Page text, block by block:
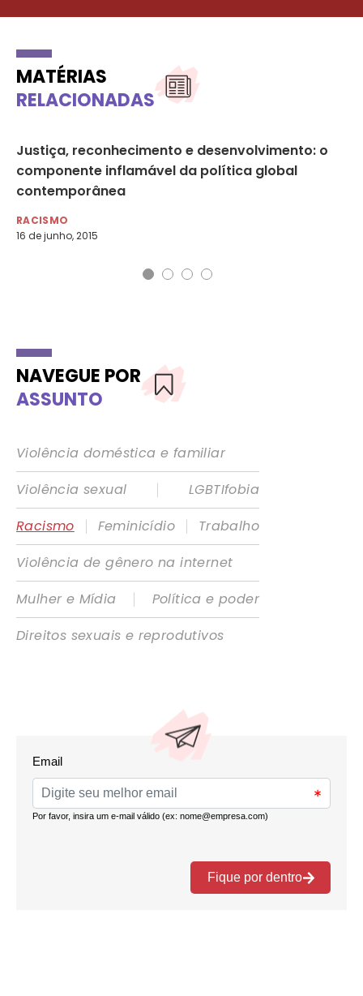
MATÉRIAS
RELACIONADAS
Justiça, reconhecimento e desenvolvimento: o
componente inflamável da política global
contemporânea
RACISMO
16 de junho, 2015
NAVEGUE POR
ASSUNTO
Violência doméstica e familiar
Violência sexual
|
LGBTIfobia
Racismo
| Feminicídio |
Trabalho
Violência de gênero na internet
Mulher e Mídia
|
Política e poder
Direitos sexuais e reprodutivos